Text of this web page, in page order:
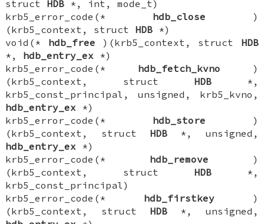
struct HDB *, int, mode_t)
krb5_error_code(* hdb_close )
(krb5_context, struct HDB *)
void(* hdb_free )(krb5_context, struct HDB
*, hdb_entry_ex *)
krb5_error_code(* hdb_fetch_kvno )
(krb5_context, struct HDB*,
krb5_const_principal, unsigned, krb5_kvno,
hdb_entry_ex *)
krb5_error_code(* hdb_store )
(krb5_context, struct HDB *, unsigned,
hdb_entry_ex *)
krb5_error_code(* hdb_remove )
(krb5_context, struct HDB*,
krb5_const_principal)
krb5_error_code(* hdb_firstkey )
(krb5_context, struct HDB *, unsigned,